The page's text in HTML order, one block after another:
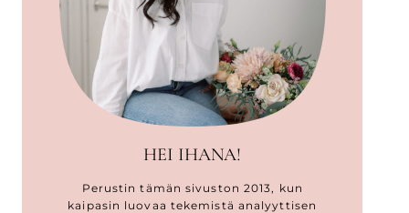
HEI IHANA!
Perustin tämän sivuston 2013, kun
kaipasin luovaa tekemistä analyyttisen